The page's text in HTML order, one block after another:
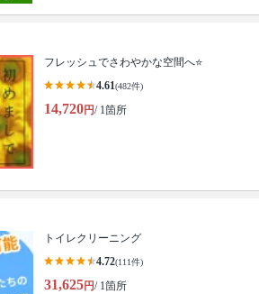
フレッシュでさわやかな空間へ⭐️
4.61(482件)
14,720円/ 1箇所
トイレクリーニング
4.72(111件)
31,625円/ 1箇所